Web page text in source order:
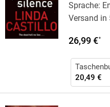
Sprache:
Versand in
26,99 €*
20,49 €